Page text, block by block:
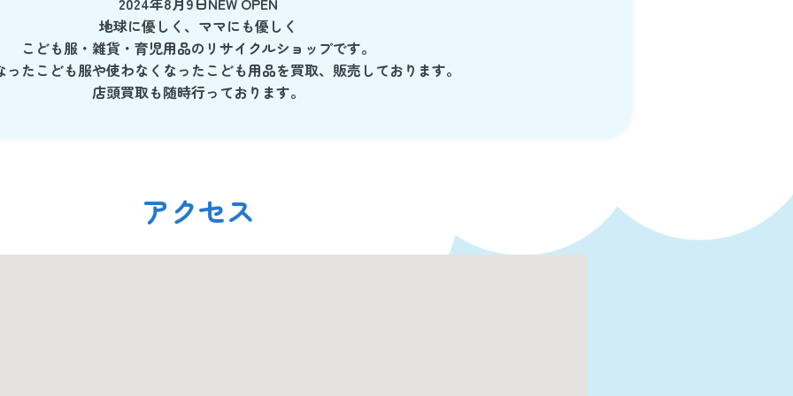
地球に優しく、ママにも優しく
こども服・雑貨・育児用品のリサイクルショップです。
ったこども服や使わなくなったこども用品を買取、販売しております。
店頭買取も随時行っております。
アクセス